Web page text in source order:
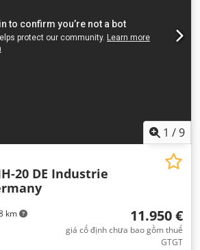
1 /9
km
20 DE Industrie
11.950 €
giá cố định chưa bao gồm thuế
GTGT